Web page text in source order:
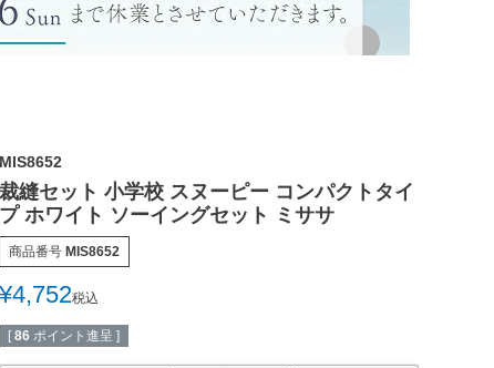
MIS8652
裁縫セット 小学校 スヌーピー コンパクトタイ
プ ホワイト ソーイングセット ミササ
商品番号 MIS8652
¥4,752税込
[ 86 ポイント進呈 ]